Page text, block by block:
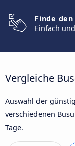
Finde
Einfach
Vergleiche
Auswahl der
verschiedenen
Tage.